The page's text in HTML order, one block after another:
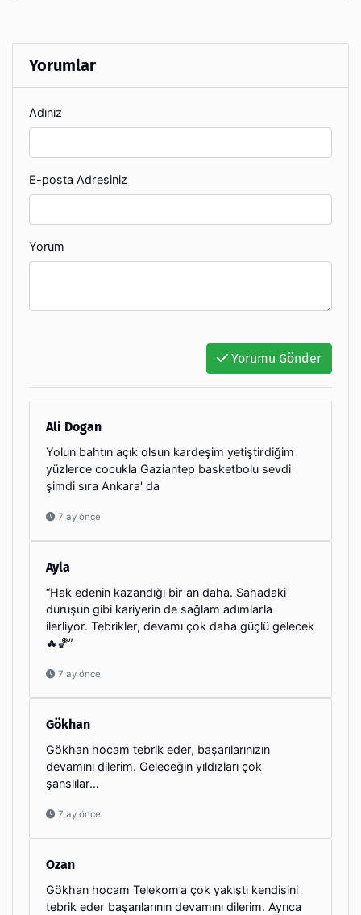
Yorumlar
Adınız
E-posta Adresiniz
Yorum
Yorumu Gönder
Ali Dogan
Yolun bahtın açık olsun kardeşim yetiştirdiğim
yüzlerce cocukla Gaziantep basketbolu sevdi
şimdi sıra Ankara' da
7 ay önce
Ayla
“Hak edenin kazandığı bir an daha. Sahadaki
duruşun gibi kariyerin de sağlam adımlarla
ilerliyor. Tebrikler, devamı çok daha güçlü gelecek
🔥🏀”
7 ay önce
Gökhan
Gökhan hocam tebrik eder, başarılarınızın
devamını dilerim. Geleceğin yıldızları çok
şanslılar…
7 ay önce
Ozan
Gökhan hocam Telekom’a çok yakıştı kendisini
tebrik eder başarılarının devamını dilerim. Ayrıca